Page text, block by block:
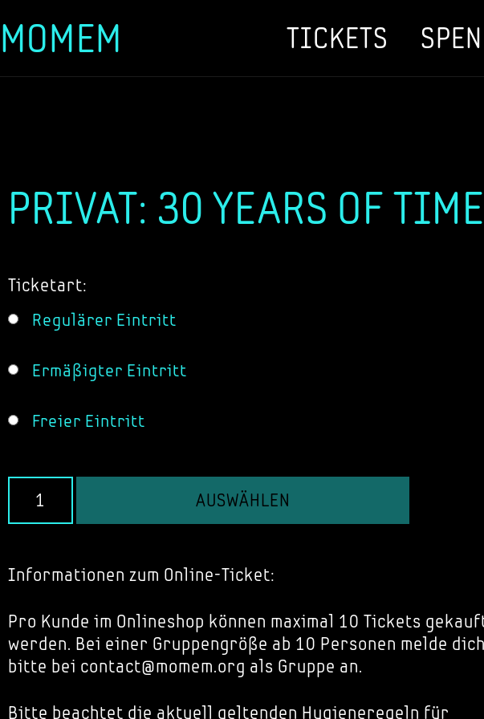
Zum
MOMEM TICKETS
PRIVAT: 30 YEARS OF
Ticketart:
Regulärer Eintritt
Ermäßigter Eintritt
Freier Eintritt
AUSWÄHLEN
Informationen zum Online-Ticket:
Pro Kunde im Onlineshop können maximal 10 Tickets
werden. Bei einer Gruppengröße ab 10 Personen melde dich
bitte bei contact@momem.org als Gruppe an.
Bitte beachtet die aktuell geltenden Hygieneregeln für